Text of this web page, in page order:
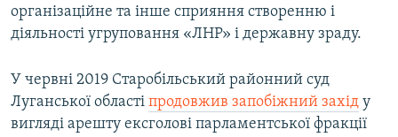
організаційне та інше сприяння створенню і
діяльності угруповання «ЛНР» і державну зраду.
У червні 2019 Старобільський районний суд
Луганської області продовжив запобіжний захід у
вигляді арешту ексголові парламентської фракції